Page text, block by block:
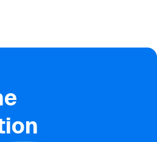
れとYoomを連携してください。
15分、30分、60分の間隔で起動